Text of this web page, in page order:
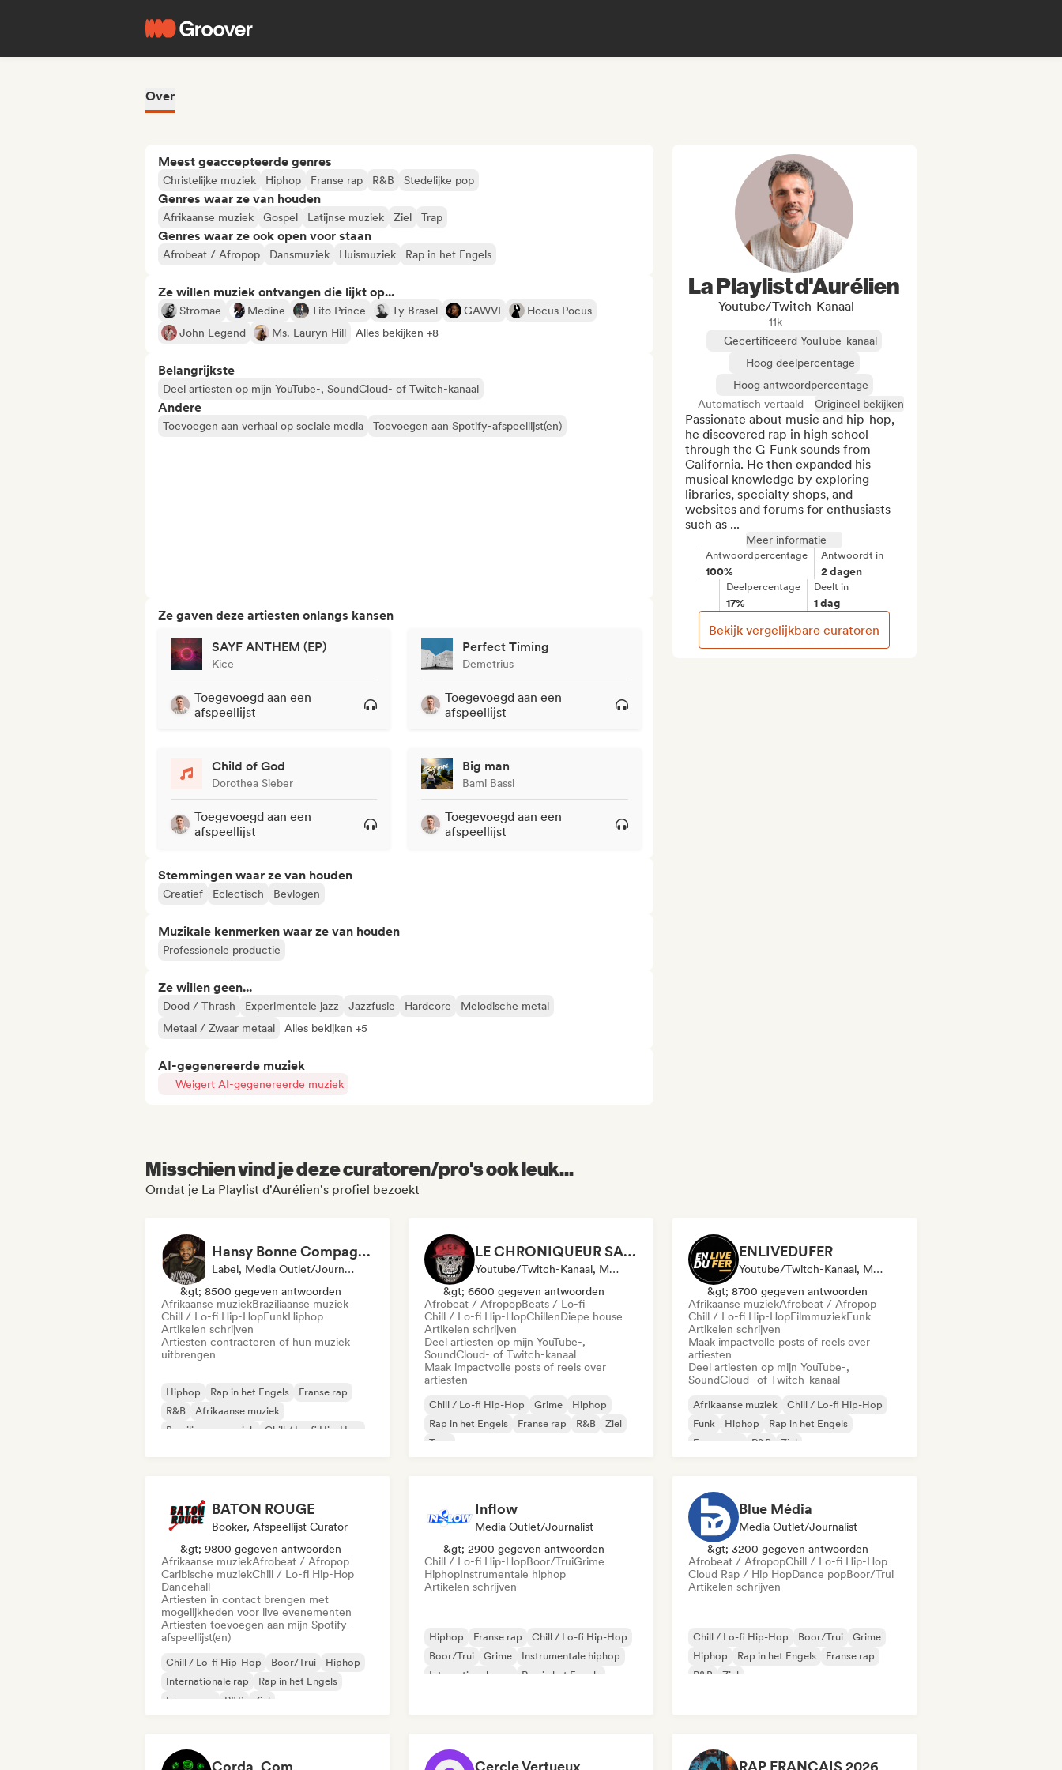
Over
Meest geaccepteerde genres
Christelijke muziek Hiphop Franse rap R&B Stedelijke pop
Genres waar ze van houden
Afrikaanse muziek Gospel Latijnse muziek Ziel Trap
Genres waar ze ook open voor staan
Afrobeat / Afropop Dansmuziek Huismuziek Rap in het Engels
Ze willen muziek ontvangen die lijkt op...
Stromae Medine Tito Prince Ty Brasel GAWVI
Hocus Pocus
John Legend
Ms. Lauryn Hill Alles bekijken +8
Belangrijkste
Deel artiesten op mijn YouTube-, SoundCloud- of Twitch-kanaal
Andere
Toevoegen aan verhaal op sociale media Toevoegen aan Spotify-afspeellijst(en)
Ze gaven deze artiesten onlangs kansen
SAYF ANTHEM (EP)
Kice
Toegevoegd aan een
afspeellijst
Perfect Timing
Demetrius
Toegevoegd aan een
afspeellijst
Child of God
Dorothea Sieber
Toegevoegd aan een
afspeellijst
Big man
Bami Bassi
Toegevoegd aan een
afspeellijst
Stemmingen waar ze van houden
Creatief Eclectisch Bevlogen
Muzikale kenmerken waar ze van houden
Professionele productie
Ze willen geen...
Dood / Thrash Experimentele jazz Jazzfusie Hardcore
Melodische metal
Metaal / Zwaar metaal
Alles bekijken +5
AI-gegenereerde muziek
Weigert AI-gegenereerde muziek
La Playlist d'Aurélien
Youtube/Twitch-Kanaal
11k
Gecertificeerd YouTube-kanaal
Hoog deelpercentage
Hoog antwoordpercentage
Automatisch vertaald
Origineel bekijken
Passionate about music and hip-hop,
he discovered rap in high school
through the G-Funk sounds from
California. He then expanded his
musical knowledge by exploring
libraries, specialty shops, and
websites and forums for enthusiasts
such as ...
Meer informatie
Antwoordpercentage
100%
Antwoordt in
2 dagen
Deelpercentage
17%
Deelt in
1 dag
Bekijk vergelijkbare curatoren
Misschien vind je deze curatoren/pro's ook leuk...
Omdat je La Playlist d'Aurélien's profiel bezoekt
Hansy Bonne Compagnie
Label, Media Outlet/Journalist
&gt; 8500 gegeven antwoorden
Afrikaanse muziekBraziliaanse muziek
Chill / Lo-fi Hip-HopFunkHiphop
Artikelen schrijven
Artiesten contracteren of hun muziek
uitbrengen
Hiphop Rap in het Engels
Franse rap
R&B
Afrikaanse muziek
Braziliaanse muziek
Chill / Lo-fi Hip-Hop
LE CHRONIQUEUR SALE
Youtube/Twitch-Kanaal, Media Outlet/Journalist, Sociale Media Beïnvloeder
&gt; 6600 gegeven antwoorden
Afrobeat / AfropopBeats / Lo-fi
Chill / Lo-fi Hip-HopChillenDiepe house
Artikelen schrijven
Deel artiesten op mijn YouTube-,
SoundCloud- of Twitch-kanaal
Maak impactvolle posts of reels over
artiesten
Chill / Lo-fi Hip-Hop Grime
Hiphop
Rap in het Engels
Franse rap R&B
Ziel
Trap
ENLIVEDUFER
Youtube/Twitch-Kanaal, Media Outlet/Journalist, Sociale Media Beïnvloeder
&gt; 8700 gegeven antwoorden
Afrikaanse muziekAfrobeat / Afropop
Chill / Lo-fi Hip-HopFilmmuziekFunk
Artikelen schrijven
Maak impactvolle posts of reels over
artiesten
Deel artiesten op mijn YouTube-,
SoundCloud- of Twitch-kanaal
Afrikaanse muziek
Chill / Lo-fi Hip-Hop
Funk
Hiphop
Rap in het Engels
Franse rap
R&B Ziel
BATON ROUGE
Booker, Afspeellijst Curator
&gt; 9800 gegeven antwoorden
Afrikaanse muziekAfrobeat / Afropop
Caribische muziekChill / Lo-fi Hip-Hop
Dancehall
Artiesten in contact brengen met
mogelijkheden voor live evenementen
Artiesten toevoegen aan mijn Spotify-
afspeellijst(en)
Chill / Lo-fi Hip-Hop Boor/Trui
Hiphop
Internationale rap
Rap in het Engels
Franse rap
R&B Ziel
Inflow
Media Outlet/Journalist
&gt; 2900 gegeven antwoorden
Chill / Lo-fi Hip-HopBoor/TruiGrime
HiphopInstrumentale hiphop
Artikelen schrijven
Hiphop Franse rap
Chill / Lo-fi Hip-Hop
Boor/Trui
Grime
Instrumentale hiphop
Internationale rap
Rap in het Engels
Blue Média
Media Outlet/Journalist
&gt; 3200 gegeven antwoorden
Afrobeat / AfropopChill / Lo-fi Hip-Hop
Cloud Rap / Hip HopDance popBoor/Trui
Artikelen schrijven
Chill / Lo-fi Hip-Hop Boor/Trui
Grime
Hiphop
Rap in het Engels
Franse rap
R&B
Ziel
Corda_Com Cercle Vertueux RAP FRANÇAIS 2026